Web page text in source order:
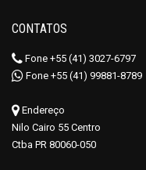
CONTATOS
Fone +55 (41) 3027-6797
Fone +55 (41) 99881-8789
Endereço
Nilo Cairo 55 Centro
Ctba PR 80060-050